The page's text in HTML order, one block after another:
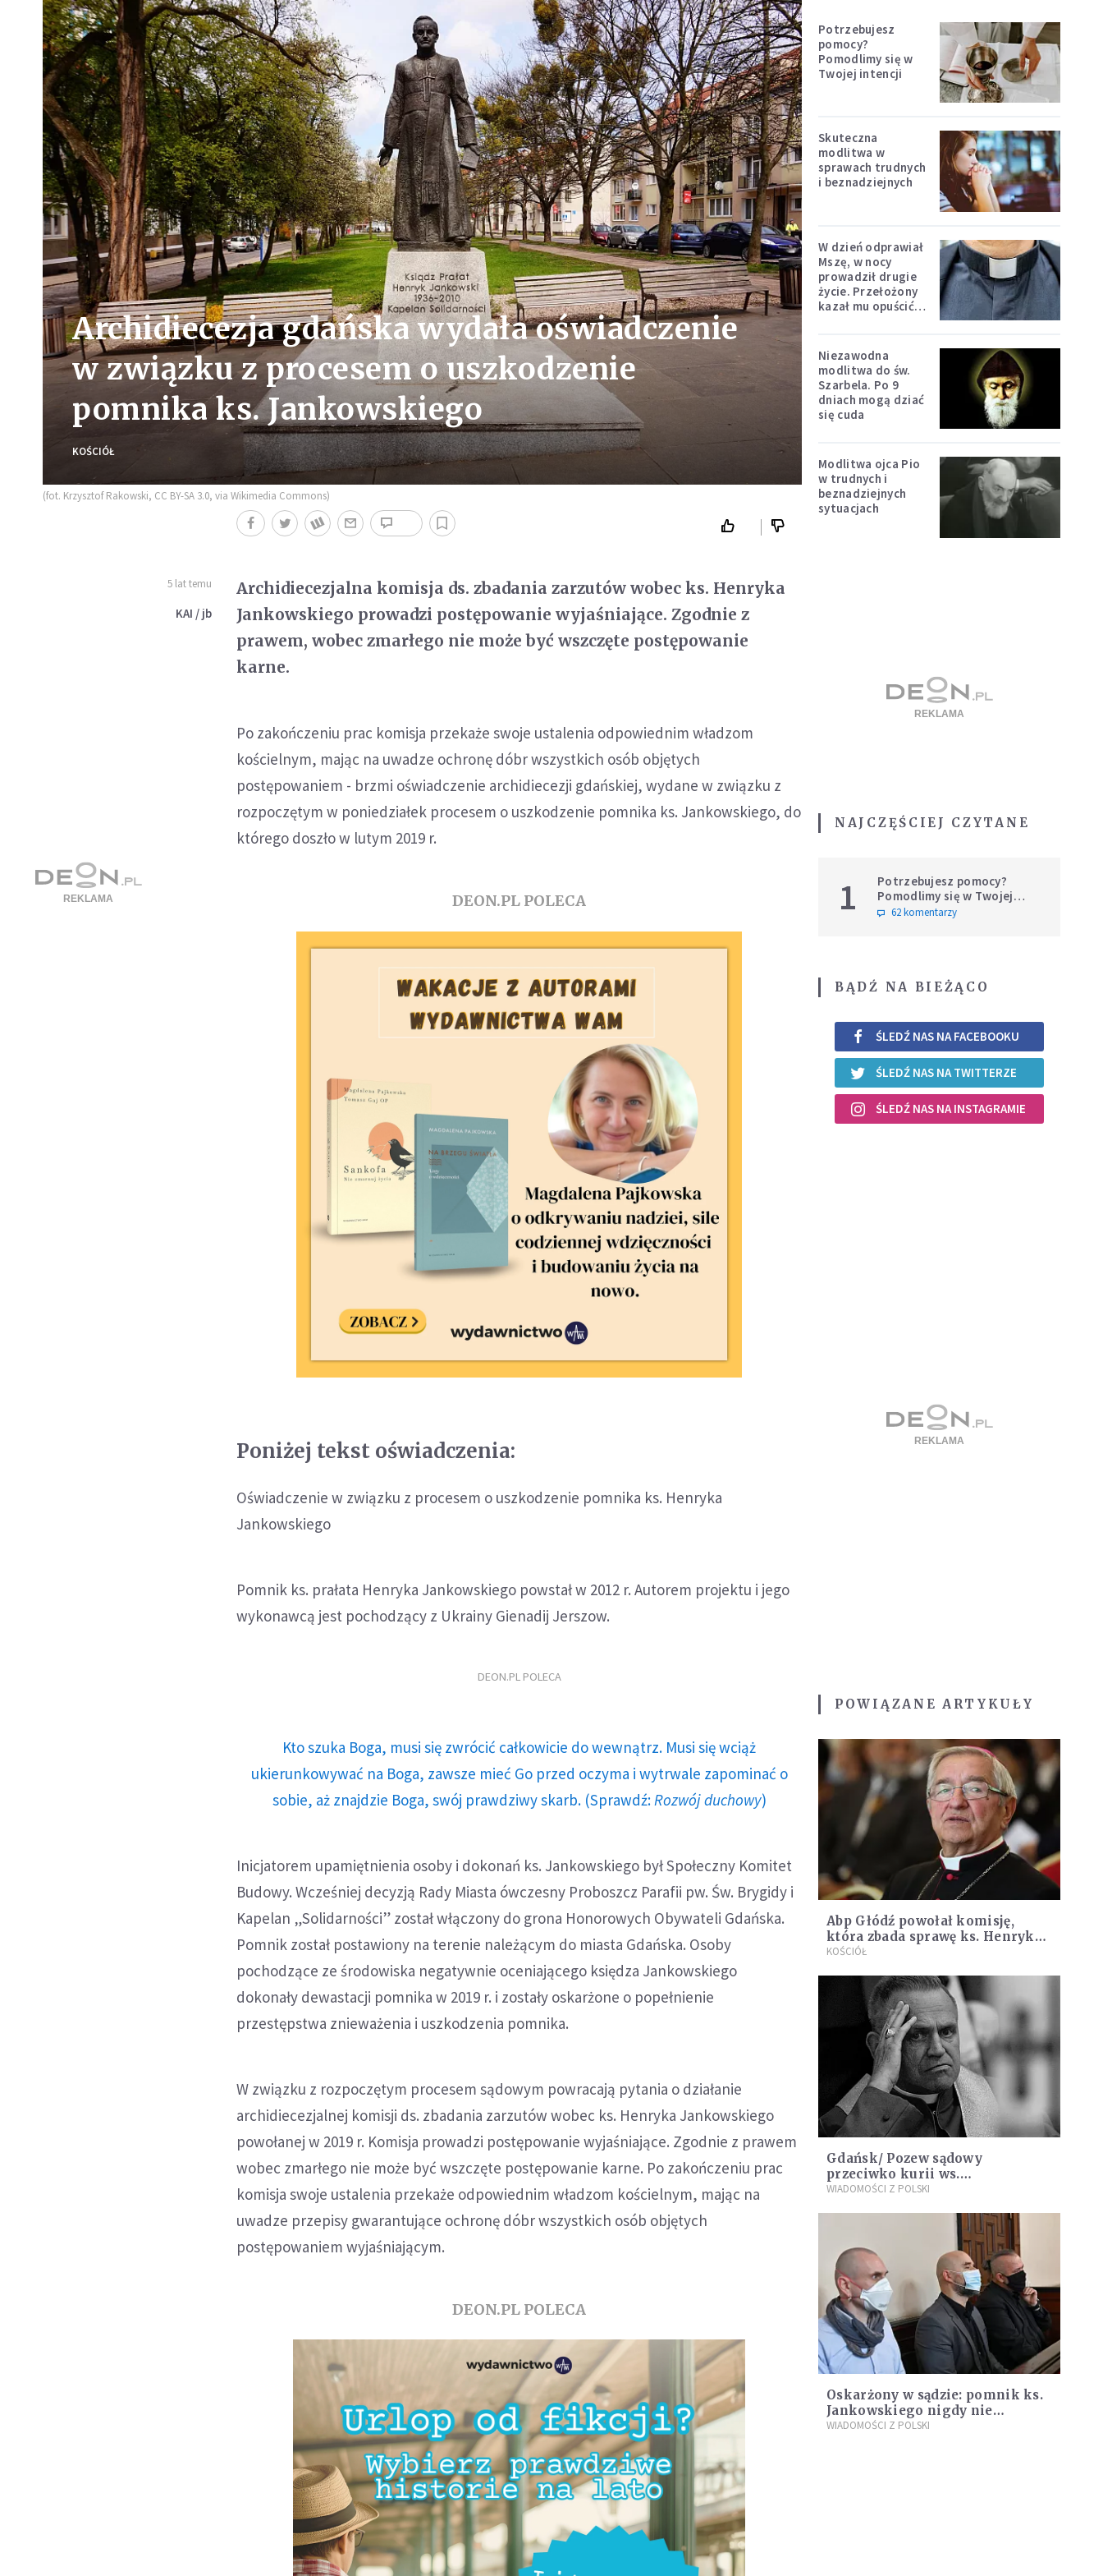
Archidiecezja gdańska wydała oświadczenie
w związku z procesem o uszkodzenie
pomnika ks. Jankowskiego
KOŚCIÓŁ
(fot. Krzysztof Rakowski, CC BY-SA 3.0, via Wikimedia Commons)
5 lat temu
KAI / jb
Archidiecezjalna komisja ds. zbadania zarzutów wobec ks. Henryka
Jankowskiego prowadzi postępowanie wyjaśniające. Zgodnie z
prawem, wobec zmarłego nie może być wszczęte postępowanie
karne.
Po zakończeniu prac komisja przekaże swoje ustalenia odpowiednim władzom
kościelnym, mając na uwadze ochronę dóbr wszystkich osób objętych
postępowaniem - brzmi oświadczenie archidiecezji gdańskiej, wydane w związku z
rozpoczętym w poniedziałek procesem o uszkodzenie pomnika ks. Jankowskiego, do
którego doszło w lutym 2019 r.
DEON.PL POLECA
Poniżej tekst oświadczenia:
Oświadczenie w związku z procesem o uszkodzenie pomnika ks. Henryka
Jankowskiego
Pomnik ks. prałata Henryka Jankowskiego powstał w 2012 r. Autorem projektu i jego
wykonawcą jest pochodzący z Ukrainy Gienadij Jerszow.
DEON.PL POLECA
Kto szuka Boga, musi się zwrócić całkowicie do wewnątrz. Musi się wciąż
ukierunkowywać na Boga, zawsze mieć Go przed oczyma i wytrwale zapominać o
sobie, aż znajdzie Boga, swój prawdziwy skarb. (Sprawdź: Rozwój duchowy)
Inicjatorem upamiętnienia osoby i dokonań ks. Jankowskiego był Społeczny Komitet
Budowy. Wcześniej decyzją Rady Miasta ówczesny Proboszcz Parafii pw. Św. Brygidy i
Kapelan „Solidarności” został włączony do grona Honorowych Obywateli Gdańska.
Pomnik został postawiony na terenie należącym do miasta Gdańska. Osoby
pochodzące ze środowiska negatywnie oceniającego księdza Jankowskiego
dokonały dewastacji pomnika w 2019 r. i zostały oskarżone o popełnienie
przestępstwa znieważenia i uszkodzenia pomnika.
W związku z rozpoczętym procesem sądowym powracają pytania o działanie
archidiecezjalnej komisji ds. zbadania zarzutów wobec ks. Henryka Jankowskiego
powołanej w 2019 r. Komisja prowadzi postępowanie wyjaśniające. Zgodnie z prawem
wobec zmarłego nie może być wszczęte postępowanie karne. Po zakończeniu prac
komisja swoje ustalenia przekaże odpowiednim władzom kościelnym, mając na
uwadze przepisy gwarantujące ochronę dóbr wszystkich osób objętych
postępowaniem wyjaśniającym.
DEON.PL POLECA
Potrzebujesz
pomocy?
Pomodlimy się w
Twojej intencji
Skuteczna
modlitwa w
sprawach trudnych
i beznadziejnych
W dzień odprawiał
Mszę, w nocy
prowadził drugie
życie. Przełożony
kazał mu opuścić
Niezawodna
modlitwa do św.
Szarbela. Po 9
dniach mogą dziać
się cuda
Modlitwa ojca Pio
w trudnych i
beznadziejnych
sytuacjach
NAJCZĘŚCIEJ CZYTANE
1
Potrzebujesz pomocy?
Pomodlimy się w Twojej
intencji
62 komentarzy
BĄDŹ NA BIEŻĄCO
ŚLEDŹ NAS NA FACEBOOKU
ŚLEDŹ NAS NA TWITTERZE
ŚLEDŹ NAS NA INSTAGRAMIE
POWIĄZANE ARTYKUŁY
Abp Głódź powołał komisję,
która zbada sprawę ks. Henryka
Jankowskiego
KOŚCIÓŁ
Gdańsk/ Pozew sądowy
przeciwko kurii ws.
molestowania przez ks.
WIADOMOŚCI Z POLSKI
Oskarżony w sądzie: pomnik ks.
Jankowskiego nigdy nie
powinien stanąć
WIADOMOŚCI Z POLSKI